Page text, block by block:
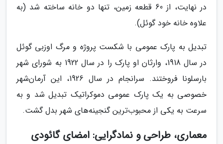
در نهایت، از 60 قطعه زمین، تنها دو خانه ساخته شد (به
علاوه خانه خود گوئل).
تبدیل به پارک عمومی با شکست پروژه و مرگ اوزبی گوئل
در سال 1918، وارثان او پارک را در سال 1922 به شورای شهر
بارسلونا فروختند. سرانجام در سال 1926، این آرمان‌شهر
خصوصی به یک پارک عمومی دموکراتیک تبدیل شد و به
سرعت به یکی از محبوب‌ترین گنجینه‌های شهر بدل گشت.
معماری، طراحی و نمادگرایی: امضای گائودی